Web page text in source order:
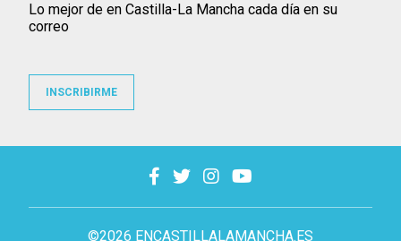
©2026 ENCASTILLALAMANCHA.ES
Lo mejor de en Castilla-La Mancha cada día en su
correo
INSCRIBIRME